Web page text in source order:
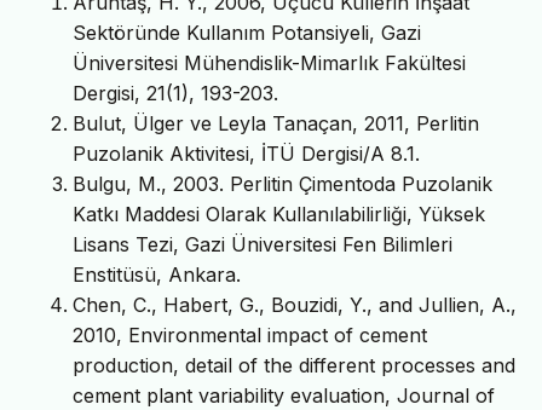
Sektöründe Kullanım Potansiyeli, Gazi
Üniversitesi Mühendislik-Mimarlık Fakültesi
Dergisi, 21(1), 193-203.
Bulut, Ülger ve Leyla Tanaçan, 2011, Perlitin
Puzolanik Aktivitesi, İTÜ Dergisi/A 8.1.
Bulgu, M., 2003. Perlitin Çimentoda Puzolanik
Katkı Maddesi Olarak Kullanılabilirliği, Yüksek
Lisans Tezi, Gazi Üniversitesi Fen Bilimleri
Enstitüsü, Ankara.
Chen, C., Habert, G., Bouzidi, Y., and Jullien, A.,
2010, Environmental impact of cement
production, detail of the different processes and
cement plant variability evaluation, Journal of